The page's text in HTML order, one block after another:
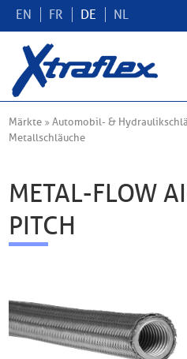
EN FR DE NL
Märkte Automobil- &
Metallschläuche
METAL-FLOW
PITCH